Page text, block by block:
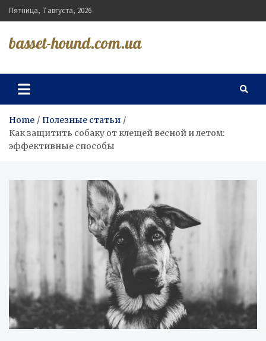
Skip
to
Пятница, 7 августа, 2026
basset-hound.com.ua
Home
Полезные статьи
Как защитить собаку от клещей весной и летом:
эффективные способы